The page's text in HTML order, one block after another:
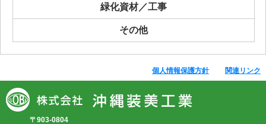
緑化資材／工事
その他
個人情報保護方針 関連リンク
〒903-0804